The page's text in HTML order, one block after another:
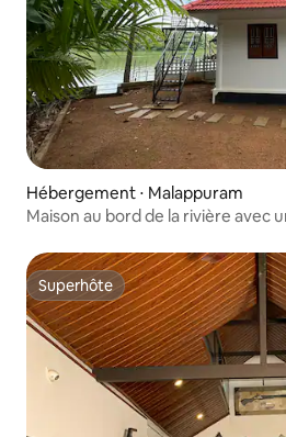
Hébergement ⋅ Malappuram
Maison au bord de la rivière avec
Superhôte
Superhôte